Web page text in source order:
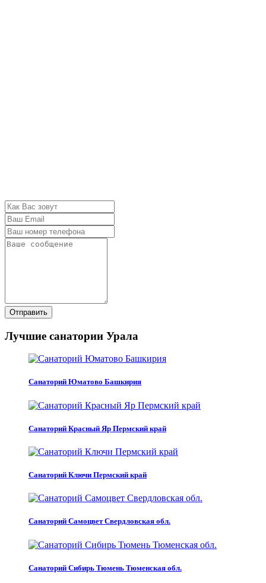
Отправить
Лучшие санатории Урала
Санаторий Юматово Башкирия
Санаторий Красный Яр Пермский край
Санаторий Ключи Пермский край
Санаторий Самоцвет Свердловская обл.
Санаторий Сибирь Тюмень Тюменская обл.